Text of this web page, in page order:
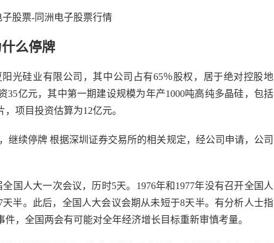
什么停牌
光硅业有限公司，其中公司占有65％股权，居于绝对控股地
35亿元，其中第一期建设规模为年产1000吨高纯多晶硅，包括
项目投资估算为12亿元。
继续停牌 根据深圳证券交易所的相关规定，经公司申请，公司
国人大一次会议，历时5天。1976年和1977年没有召开全国人
半。此后，全国人大会议会期从未短于8天半。有分析人士指
，全国两会有可能对全年经济增长目标重新审慎考量。